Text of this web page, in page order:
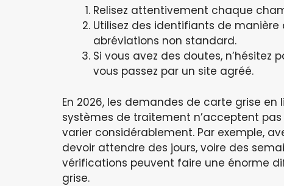
Relisez attentivement chaque
Utilisez des identifiants de
abréviations non standard.
Si vous avez des doutes, n’hésitez
vous passez par un site agréé.
En 2026, les demandes de carte grise
systèmes de traitement n’acceptent
varier considérablement. Par exemple,
devoir attendre des jours, voire des
vérifications peuvent faire une énorme
grise.